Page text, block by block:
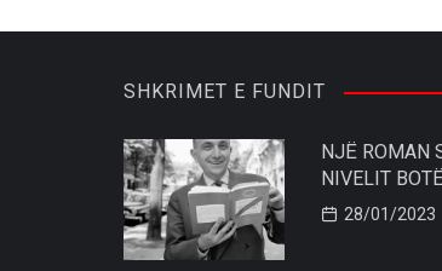
SHKRIMET E FUNDIT
NJË ROMAN
NIVELIT
28/01/2023